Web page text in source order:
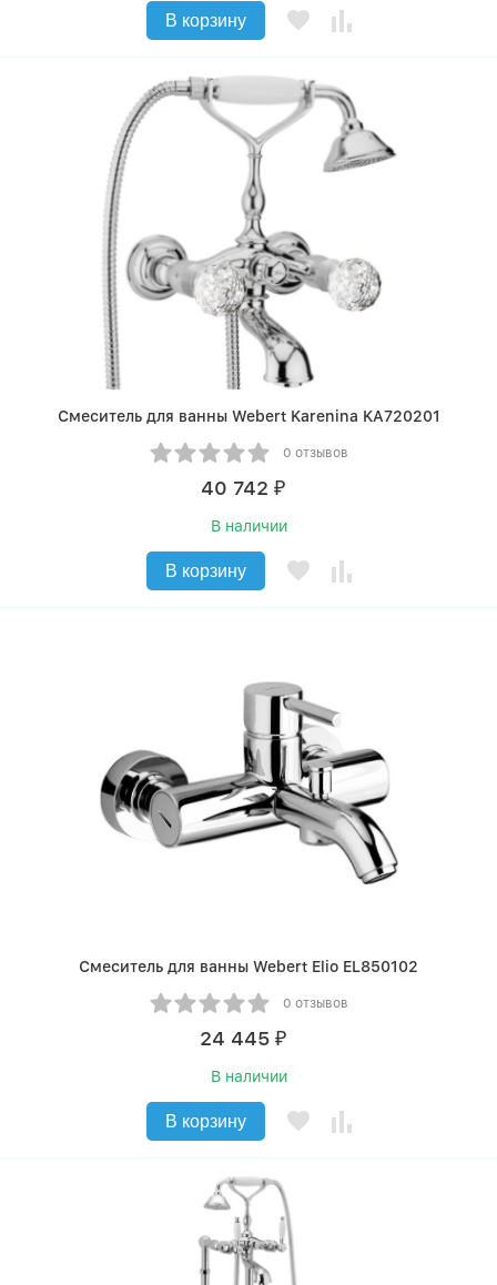
В корзину
Смеситель для ванны Webert Karenina KA720201
0 отзывов
40 742 ₽
В наличии
В корзину
Смеситель для ванны Webert Elio EL850102
0 отзывов
24 445 ₽
В наличии
В корзину